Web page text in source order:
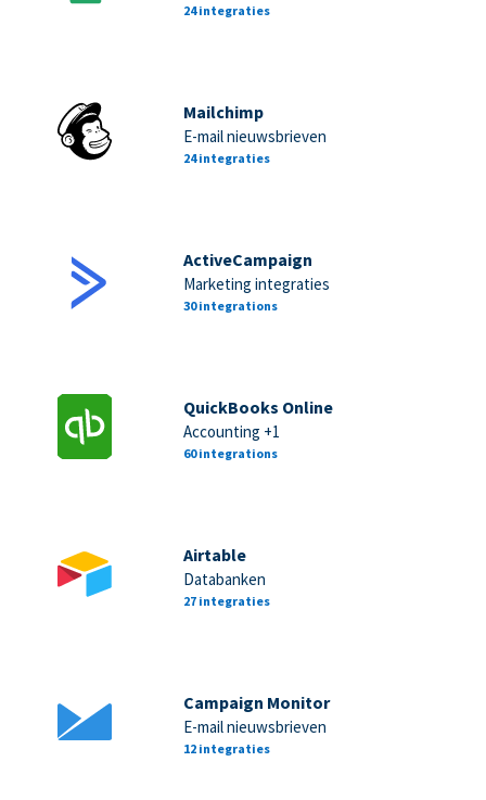
24 integraties
Mailchimp
E-mail nieuwsbrieven
24 integraties
ActiveCampaign
Marketing integraties
30 integrations
QuickBooks Online
Accounting +1
60 integrations
Airtable
Databanken
27 integraties
Campaign Monitor
E-mail nieuwsbrieven
12 integraties